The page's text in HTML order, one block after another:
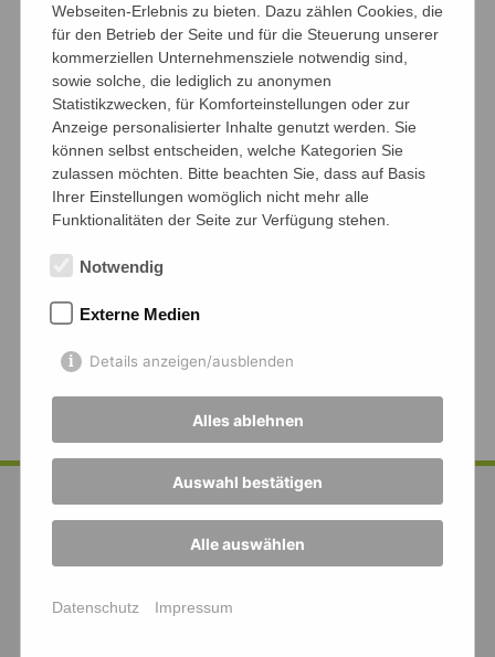
Alle Schüler*innen zwischen 12 und 21 Jahren,
die im Landkreis Friesland wohnen, konnten
von 8 bis 14 Uhr ihre Abgeordneten für das
Jugendparlament wählen.
Tatkräftige Unterstützung erhielt unsere SV-
Beraterin und Wahlorganisatorin fürs MG, Frau
Herzog, von unserer Schülervertretung sowie
vielen Dank!
Foto: B. Herzog
Webseiten-Erlebnis zu bieten. Dazu zählen Cookies, die
für den Betrieb der Seite und für die Steuerung unserer
kommerziellen Unternehmensziele notwendig sind,
sowie solche, die lediglich zu anonymen
Statistikzwecken, für Komforteinstellungen oder zur
Anzeige personalisierter Inhalte genutzt werden. Sie
können selbst entscheiden, welche Kategorien Sie
zulassen möchten. Bitte beachten Sie, dass auf Basis
Ihrer Einstellungen womöglich nicht mehr alle
Funktionalitäten der Seite zur Verfügung stehen.
Notwendig
Externe Medien
Details anzeigen/ausblenden
Alles ablehnen
Auswahl bestätigen
Alle auswählen
Datenschutz Impressum